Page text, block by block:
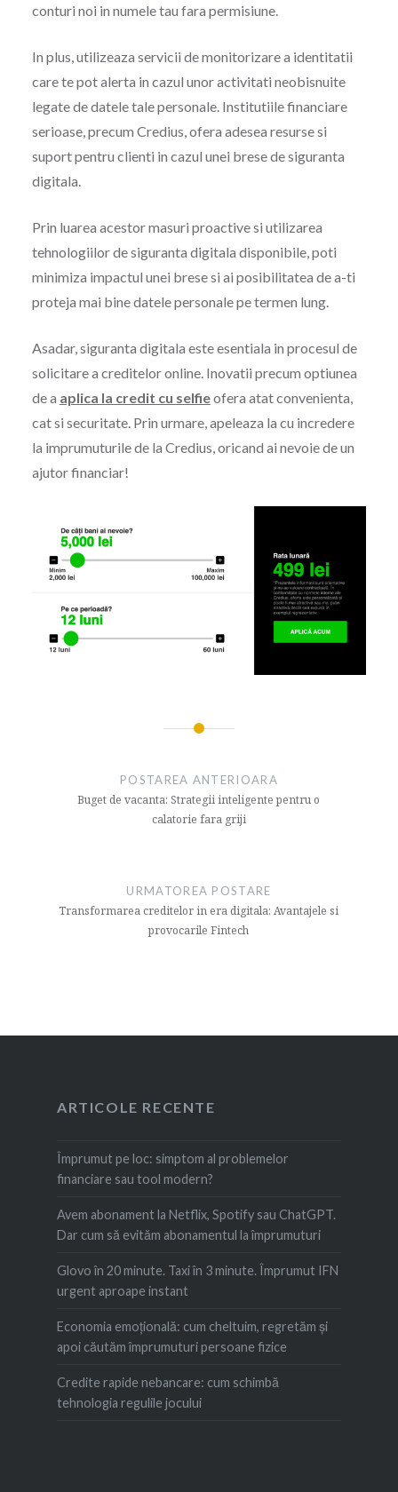
conturi noi in numele tau fara permisiune.
In plus, utilizeaza servicii de monitorizare a identitatii
care te pot alerta in cazul unor activitati neobisnuite
legate de datele tale personale. Institutiile financiare
serioase, precum Credius, ofera adesea resurse si
suport pentru clienti in cazul unei brese de siguranta
digitala.
Prin luarea acestor masuri proactive si utilizarea
tehnologiilor de siguranta digitala disponibile, poti
minimiza impactul unei brese si ai posibilitatea de a-ti
proteja mai bine datele personale pe termen lung.
Asadar, siguranta digitala este esentiala in procesul de
solicitare a creditelor online. Inovatii precum optiunea
de a aplica la credit cu selfieofera atat convenienta,
cat si securitate. Prin urmare, apeleaza la cu incredere
la imprumuturile de la Credius, oricand ai nevoie de un
ajutor financiar!
POSTAREA ANTERIOARA
Buget de vacanta: Strategii inteligente pentru o
calatorie fara griji
URMATOREA POSTARE
Transformarea creditelor in era digitala: Avantajele si
provocarile Fintech
ARTICOLE RECENTE
Împrumut pe loc: simptom al problemelor
financiare sau tool modern?
Avem abonament la Netflix, Spotify sau ChatGPT.
Dar cum să evităm abonamentul la împrumuturi
Glovo în 20 minute. Taxi în 3 minute. Împrumut IFN
urgent aproape instant
Economia emoțională: cum cheltuim, regretăm şi
apoi căutăm împrumuturi persoane fizice
Credite rapide nebancare: cum schimbă
tehnologia regulile jocului